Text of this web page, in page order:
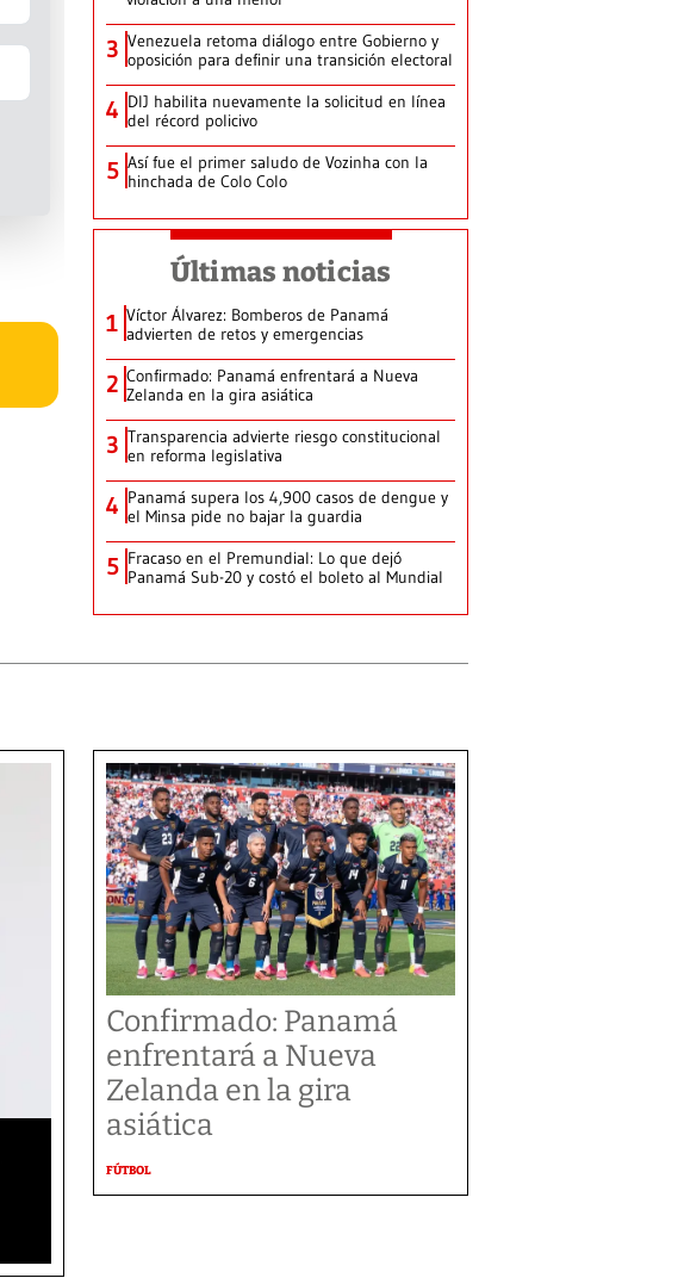
3 Venezuela retoma diálogo entre Gobierno y
oposición para definir una transición electoral
4 DIJ habilita nuevamente la solicitud en línea
del récord policivo
5 Así fue el primer saludo de Vozinha con la
hinchada de Colo Colo
Últimas noticias
1 Víctor Álvarez: Bomberos de Panamá
advierten de retos y emergencias
2 Confirmado: Panamá enfrentará a Nueva
Zelanda en la gira asiática
3 Transparencia advierte riesgo constitucional
en reforma legislativa
4 Panamá supera los 4,900 casos de dengue y
el Minsa pide no bajar la guardia
5 Fracaso en el Premundial: Lo que dejó
Panamá Sub-20 y costó el boleto al Mundial
Confirmado: Panamá
enfrentará a Nueva
Zelanda en la gira
asiática
FÚTBOL